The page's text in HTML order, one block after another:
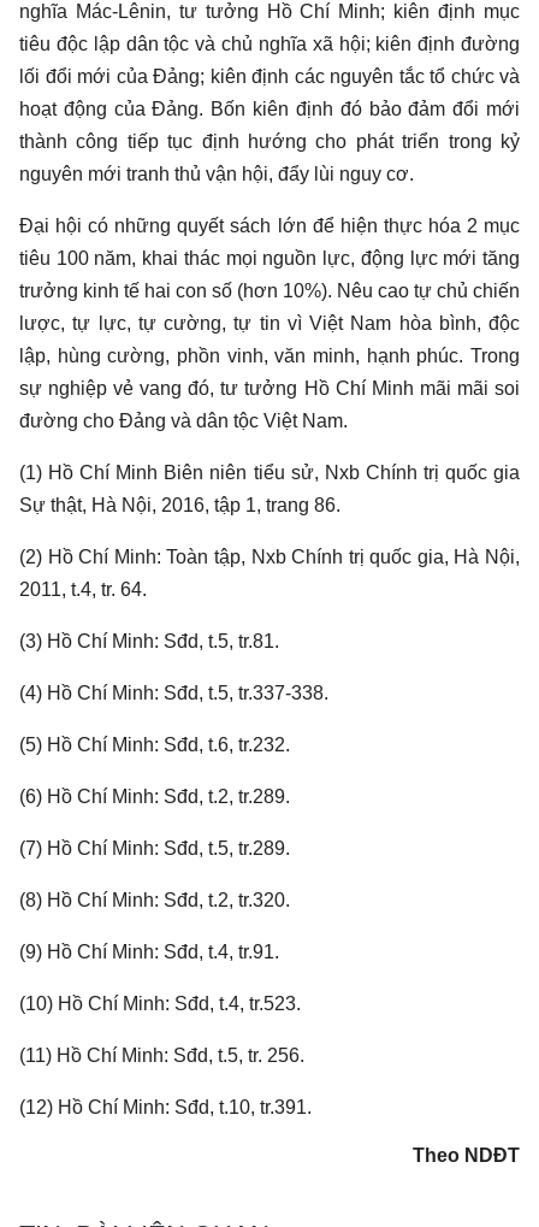
nghĩa Mác-Lênin, tư tưởng Hồ Chí Minh; kiên định mục
tiêu độc lập dân tộc và chủ nghĩa xã hội; kiên định đường
lối đổi mới của Đảng; kiên định các nguyên tắc tổ chức và
hoạt động của Đảng. Bốn kiên định đó bảo đảm đổi mới
thành công tiếp tục định hướng cho phát triển trong kỷ
nguyên mới tranh thủ vận hội, đẩy lùi nguy cơ.
Đại hội có những quyết sách lớn để hiện thực hóa 2 mục
tiêu 100 năm, khai thác mọi nguồn lực, động lực mới tăng
trưởng kinh tế hai con số (hơn 10%). Nêu cao tự chủ chiến
lược, tự lực, tự cường, tự tin vì Việt Nam hòa bình, độc
lập, hùng cường, phồn vinh, văn minh, hạnh phúc. Trong
sự nghiệp vẻ vang đó, tư tưởng Hồ Chí Minh mãi mãi soi
đường cho Đảng và dân tộc Việt Nam.
(1) Hồ Chí Minh Biên niên tiểu sử, Nxb Chính trị quốc gia
Sự thật, Hà Nội, 2016, tập 1, trang 86.
(2) Hồ Chí Minh: Toàn tập, Nxb Chính trị quốc gia, Hà Nội,
2011, t.4, tr. 64.
(3) Hồ Chí Minh: Sđd, t.5, tr.81.
(4) Hồ Chí Minh: Sđd, t.5, tr.337-338.
(5) Hồ Chí Minh: Sđd, t.6, tr.232.
(6) Hồ Chí Minh: Sđd, t.2, tr.289.
(7) Hồ Chí Minh: Sđd, t.5, tr.289.
(8) Hồ Chí Minh: Sđd, t.2, tr.320.
(9) Hồ Chí Minh: Sđd, t.4, tr.91.
(10) Hồ Chí Minh: Sđd, t.4, tr.523.
(11) Hồ Chí Minh: Sđd, t.5, tr. 256.
(12) Hồ Chí Minh: Sđd, t.10, tr.391.
Theo NDĐT